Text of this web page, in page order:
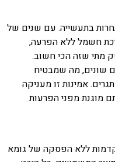
בתעשייה. עם שנים של
חשמל ללא הפרעה,
מתי שזה הכי חשוב.
שונים, מה שמבטיח
אמינות זו מעניקה
מוגנת מפני הפרעות
ללא הפסקה של גומא